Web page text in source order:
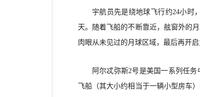
宇航员先是绕地球飞行约24小时
天。随着飞船的不断靠近，舷窗外的
肉眼从未见过的月球区域，最后再开启
阿尔忒弥斯2号是美国一系列任务
飞船（其大小约相当于一辆小型房车